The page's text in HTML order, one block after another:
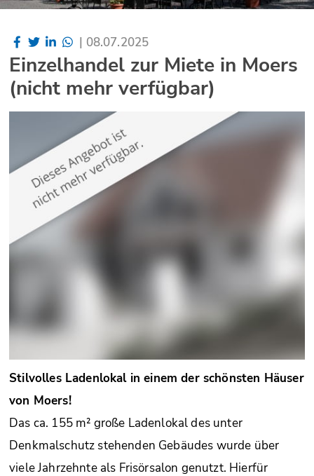
| 08.07.2025
Einzelhandel zur Miete in Moers
(nicht mehr verfügbar)
Stilvolles Ladenlokal in einem der schönsten Häuser
von Moers!
Das ca. 155 m² große Ladenlokal des unter
Denkmalschutz stehenden Gebäudes wurde über
viele Jahrzehnte als Frisörsalon genutzt. Hierfür